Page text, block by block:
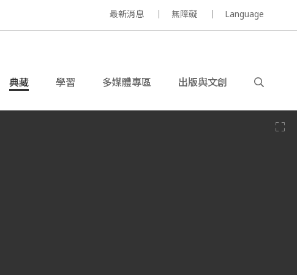
最新消息 無障礙 Language
典藏 學習 多媒體專區 出版與文創